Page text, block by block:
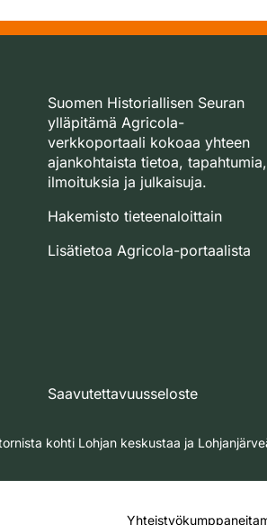
Suomen Historiallisen Seuran
ylläpitämä Agricola-
verkkoportaali kokoaa yhteen
ajankohtaista tietoa, tapahtumia,
ilmoituksia ja julkaisuja.
Hakemisto tieteenaloittain
Lisätietoa Agricola-portaalista
Saavutettavuusseloste
kohti Lohjan keskustaa ja